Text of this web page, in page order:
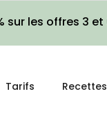
sur les offres 3
Tarifs Recettes